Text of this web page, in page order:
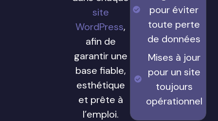
site
WordPress,
afin de
garantir une
base fiable,
esthétique
et prête à
l’emploi.
pour éviter
toute perte
de données
Mises à jour
pour un site
toujours
opérationnel